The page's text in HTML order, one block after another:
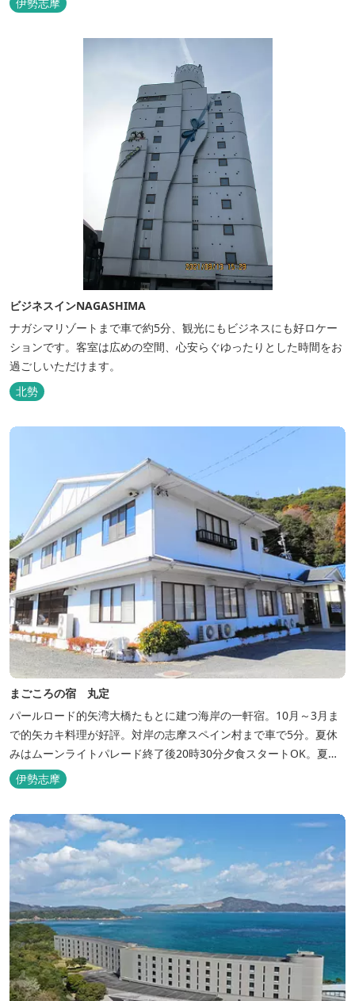
伊勢志摩
ビジネスインNAGASHIMA
ナガシマリゾートまで車で約5分、観光にもビジネスにも好ロケー
ションです。客室は広めの空間、心安らぐゆったりとした時間をお
過ごしいただけます。
北勢
まごころの宿 丸定
パールロード的矢湾大橋たもとに建つ海岸の一軒宿。10月～3月ま
で的矢カキ料理が好評。対岸の志摩スペイン村まで車で5分。夏休
みはムーンライトパレード終了後20時30分夕食スタートOK。夏ガ
キ6月～8月も好評。
伊勢志摩